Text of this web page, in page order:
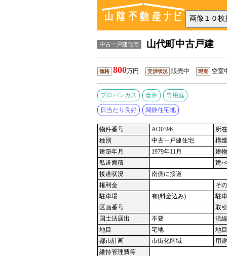
中古一戸建住宅 山代町中古戸建
価格 800万円 交渉状況 販売中 現況 空室
プロパンガス 倉庫 専用庭
日当たり良好 閑静住宅地
物件番号 AO0396
所
種別
中古一戸建住宅
構造
建築年月
1979年11月
建
私道面積
建
接道状況
南側に接道
権利金
そ
駐車場
有(料金込み)
駐
区画番号
取
国土法届出
不要
沿
地目
宅地
地
都市計画
市街化区域
用
維持管理費等